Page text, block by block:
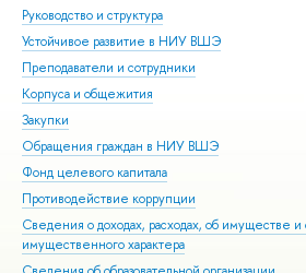
Руководство и структура
Устойчивое развитие в НИУ ВШЭ
Преподаватели и сотрудники
Корпуса и общежития
Закупки
Обращения граждан в НИУ ВШЭ
Фонд целевого капитала
Противодействие коррупции
Сведения о доходах, расходах, об имуществе и
имущественного характера